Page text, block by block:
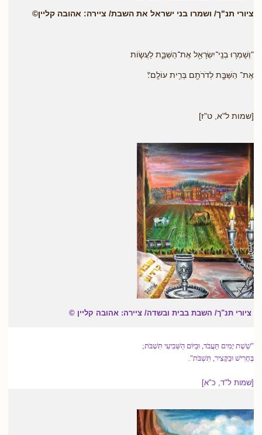
ציורי תנ"ך/ ושמרו בני ישראל את השבת/ ציירה: אהובה קליין©
"וְשָׁמְר֥וּ בְנֵֽי־יִשְׂרָאֵ֖ל אֶת־הַשַּׁבָּ֑ת לַעֲשׂ֧וֹת
אֶת־ הַשַּׁבָּ֛ת לְדֹרֹתָ֖ם בְּרִ֥ית עוֹלָֽם"׃
[שמות ל"א, ט"ז]
ציורי תנ"ך/ השבת בבית ובשדה/ ציירה: אהובה קליין ©
"שֵׁשֶׁת יָמִים תַּעֲבֹד, וּבַיּוֹם הַשְּׁבִיעִי תִּשְׁבֹּת;
בֶּחָרִישׁ וּבַקָּצִיר, תִּשְׁבֹּת".
[שמות ל"ד, כ"א]